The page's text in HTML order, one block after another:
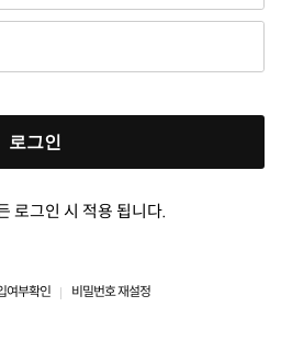
로그인
로그인 시 적용 됩니다.
여부확인 비밀번호 재설정